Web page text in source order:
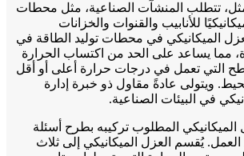
تتطلب المنشآت الصناعية، مثل محطات
للأنابيب والقنوات والخزانات
الميكانيكي في محطات توليد الطاقة في
مما يساعد على الحد من اكتساب الحرارة
التي تعمل في درجات حرارة أعلى أو أقل
ويتولى عادةً مقاول ذو خبرة إدارة
في البيئات الصناعية.
الميكانيكي المطلوب تركيبه بطرح أسئلة
يُقسم العزل الميكانيكي إلى ثلاث